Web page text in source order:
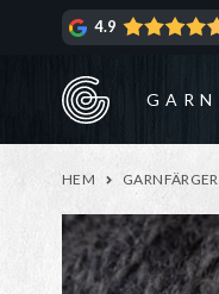
4.9
GARN
HEM GARNFÄRGER